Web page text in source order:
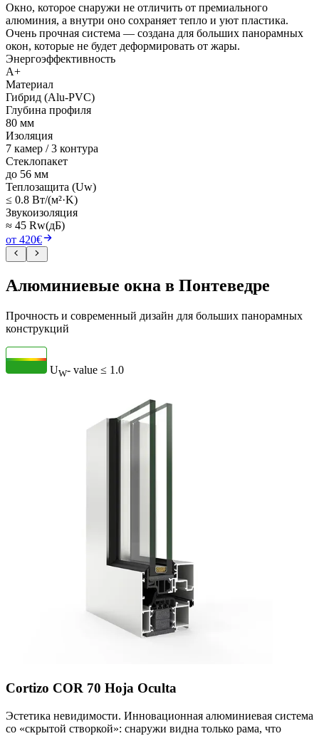
Окно, которое снаружи не отличить от премиального
алюминия, а внутри оно сохраняет тепло и уют пластика.
Очень прочная система — создана для больших панорамных
окон, которые не будет деформировать от жары.
Энергоэффективность
A+
Материал
Гибрид (Alu-PVC)
Глубина профиля
80 мм
Изоляция
7 камер / 3 контура
Стеклопакет
до 56 мм
Теплозащита (Uw)
≤ 0.8 Вт/(м²·K)
Звукоизоляция
≈ 45 Rw(дБ)
от 420€
Алюминиевые окна в Понтеведре
Прочность и современный дизайн для больших панорамных
конструкций
UW- value ≤ 1.0
Cortizo COR 70 Hoja Oculta
Эстетика невидимости. Инновационная алюминиевая система
со «скрытой створкой»: снаружи видна только рама, что